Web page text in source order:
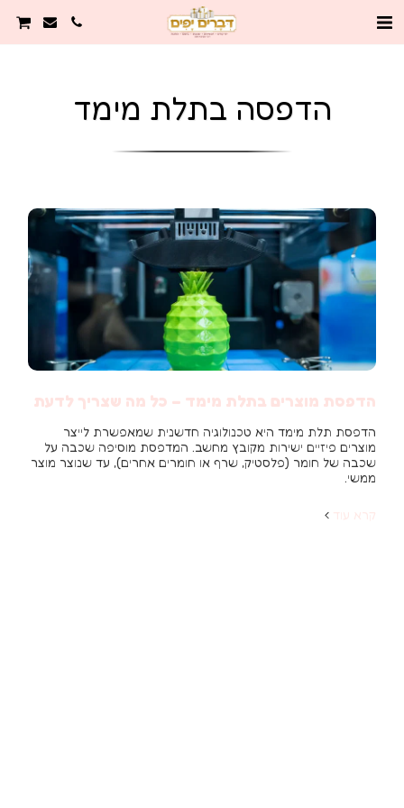
הדפסה בתלת מימד
הדפסת מוצרים בתלת מימד – כל מה שצריך לדעת
הדפסת תלת מימד היא טכנולוגיה חדשנית שמאפשרת לייצר
מוצרים פיזיים ישירות מקובץ מחשב. המדפסת מוסיפה שכבה על
שכבה של חומר (פלסטיק, שרף או חומרים אחרים), עד שנוצר מוצר
ממשי.
קרא עוד